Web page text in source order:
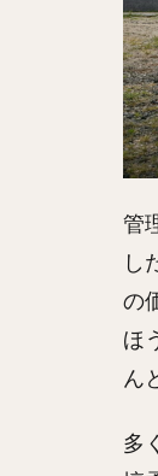
管
し
の
ほ
ん
多